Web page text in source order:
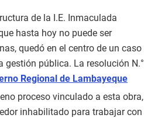
de la I.E. Inmaculada
hasta hoy no puede ser
quedó en el centro de un caso
gestión pública. La resolución N.°
Regional de Lambayeque
proceso vinculado a esta obra,
inhabilitado para trabajar con